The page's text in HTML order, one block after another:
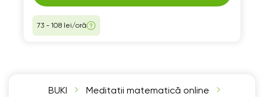
73 - 108 lei/oră
BUKI
Meditatii matematică online